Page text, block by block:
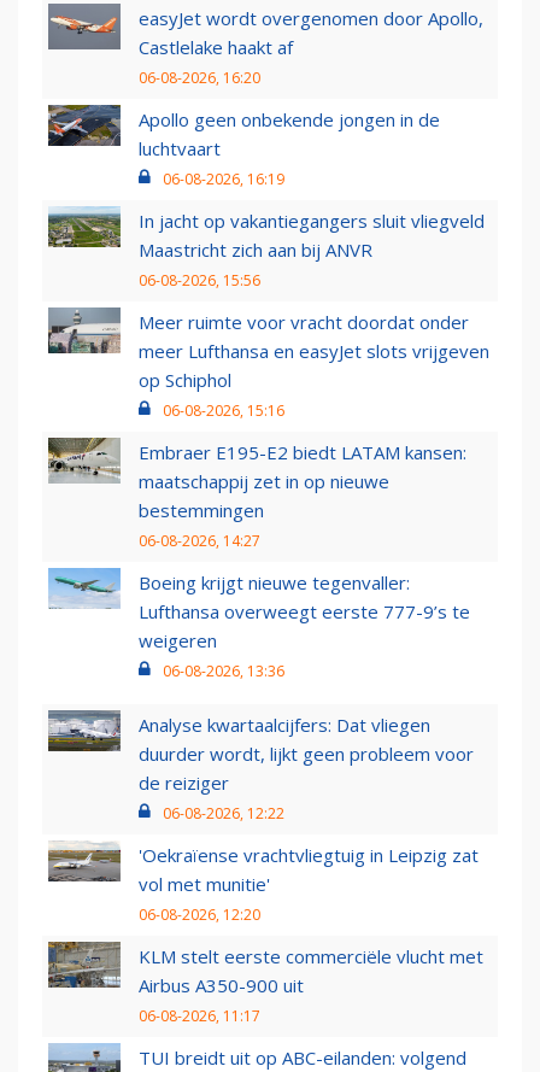
easyJet wordt overgenomen door Apollo,
Castlelake haakt af
06-08-2026, 16:20
Apollo geen onbekende jongen in de
luchtvaart
06-08-2026, 16:19
In jacht op vakantiegangers sluit vliegveld
Maastricht zich aan bij ANVR
06-08-2026, 15:56
Meer ruimte voor vracht doordat onder
meer Lufthansa en easyJet slots vrijgeven
op Schiphol
06-08-2026, 15:16
Embraer E195-E2 biedt LATAM kansen:
maatschappij zet in op nieuwe
bestemmingen
06-08-2026, 14:27
Boeing krijgt nieuwe tegenvaller:
Lufthansa overweegt eerste 777-9’s te
weigeren
06-08-2026, 13:36
Analyse kwartaalcijfers: Dat vliegen
duurder wordt, lijkt geen probleem voor
de reiziger
06-08-2026, 12:22
'Oekraïense vrachtvliegtuig in Leipzig zat
vol met munitie'
06-08-2026, 12:20
KLM stelt eerste commerciële vlucht met
Airbus A350-900 uit
06-08-2026, 11:17
TUI breidt uit op ABC-eilanden: volgend